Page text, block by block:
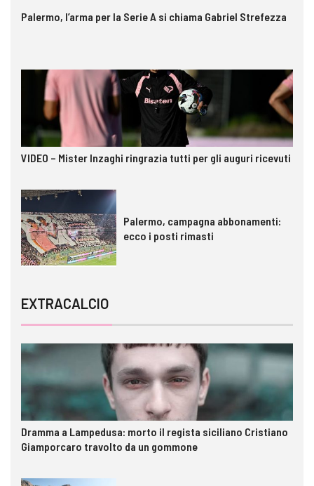
Palermo, l’arma per la Serie A si chiama Gabriel Strefezza
VIDEO – Mister Inzaghi ringrazia tutti per gli auguri ricevuti
Palermo, campagna abbonamenti:
ecco i posti rimasti
EXTRACALCIO
Dramma a Lampedusa: morto il regista siciliano Cristiano
Giamporcaro travolto da un gommone